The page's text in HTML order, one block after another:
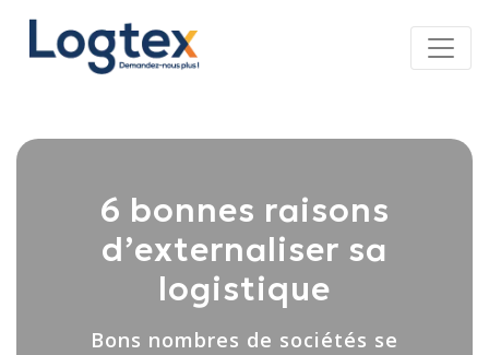
6 bonnes raisons
d’externaliser sa
logistique
Bons nombres de sociétés se
Panneau de gestion des cookies